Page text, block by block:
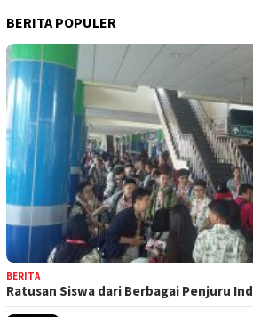
BERITA POPULER
BERITA
Ratusan Siswa dari Berbagai Penjuru